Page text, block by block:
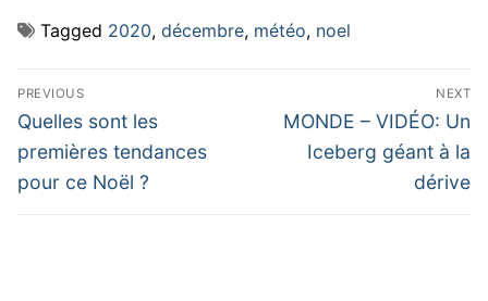
Tagged 2020, décembre, météo, noel
Navigation
de
l’article
PREVIOUS
Previous
post:
Quelles sont les
premières tendances
pour ce Noël ?
NEXT
Next
post:
MONDE – VIDÉO: Un
Iceberg géant à la
dérive